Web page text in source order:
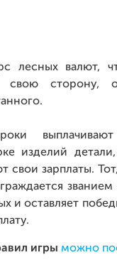
лесных валют,
свою сторону,
изделий
свои зарплаты.
званием
и оставляет
игры можно